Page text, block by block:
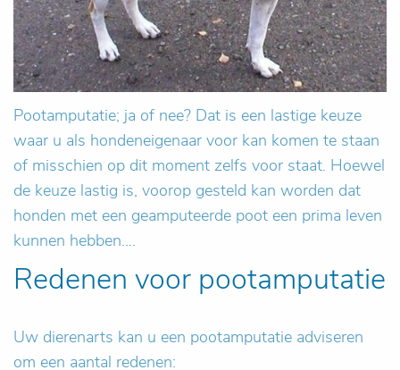
Pootamputatie; ja of nee? Dat is een lastige keuze
waar u als hondeneigenaar voor kan komen te staan
of misschien op dit moment zelfs voor staat. Hoewel
de keuze lastig is, voorop gesteld kan worden dat
honden met een geamputeerde poot een prima leven
kunnen hebben....
Redenen voor pootamputatie
Uw dierenarts kan u een pootamputatie adviseren
om een aantal redenen: